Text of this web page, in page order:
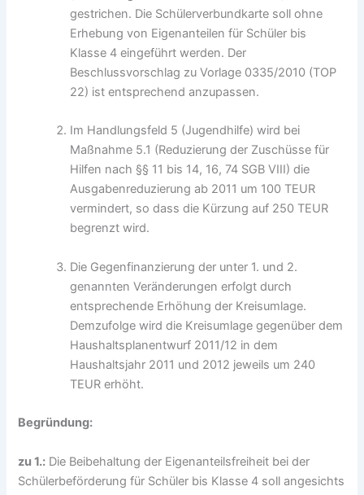
gestrichen. Die Schülerverbundkarte soll ohne
Erhebung von Eigenanteilen für Schüler bis
Klasse 4 eingeführt werden. Der
Beschlussvorschlag zu Vorlage 0335/2010 (TOP
22) ist entsprechend anzupassen.
Im Handlungsfeld 5 (Jugendhilfe) wird bei
Maßnahme 5.1 (Reduzierung der Zuschüsse für
Hilfen nach §§ 11 bis 14, 16, 74 SGB VIII) die
Ausgabenreduzierung ab 2011 um 100 TEUR
vermindert, so dass die Kürzung auf 250 TEUR
begrenzt wird.
Die Gegenfinanzierung der unter 1. und 2.
genannten Veränderungen erfolgt durch
entsprechende Erhöhung der Kreisumlage.
Demzufolge wird die Kreisumlage gegenüber dem
Haushaltsplanentwurf 2011/12 in dem
Haushaltsjahr 2011 und 2012 jeweils um 240
TEUR erhöht.
Begründung:
zu 1.: Die Beibehaltung der Eigenanteilsfreiheit bei der
Schülerbeförderung für Schüler bis Klasse 4 soll angesichts